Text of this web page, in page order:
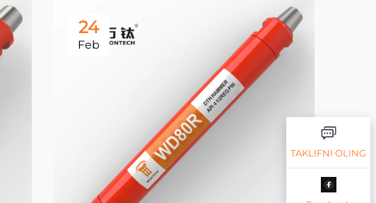
24
Feb
TAKLIFNI OLING